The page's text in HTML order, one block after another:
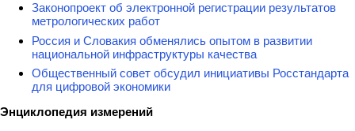
Законопроект об электронной регистрации результатов
метрологических работ
Россия и Словакия обменялись опытом в развитии
национальной инфраструктуры качества
Общественный совет обсудил инициативы Росстандарта
для цифровой экономики
Энциклопедия измерений